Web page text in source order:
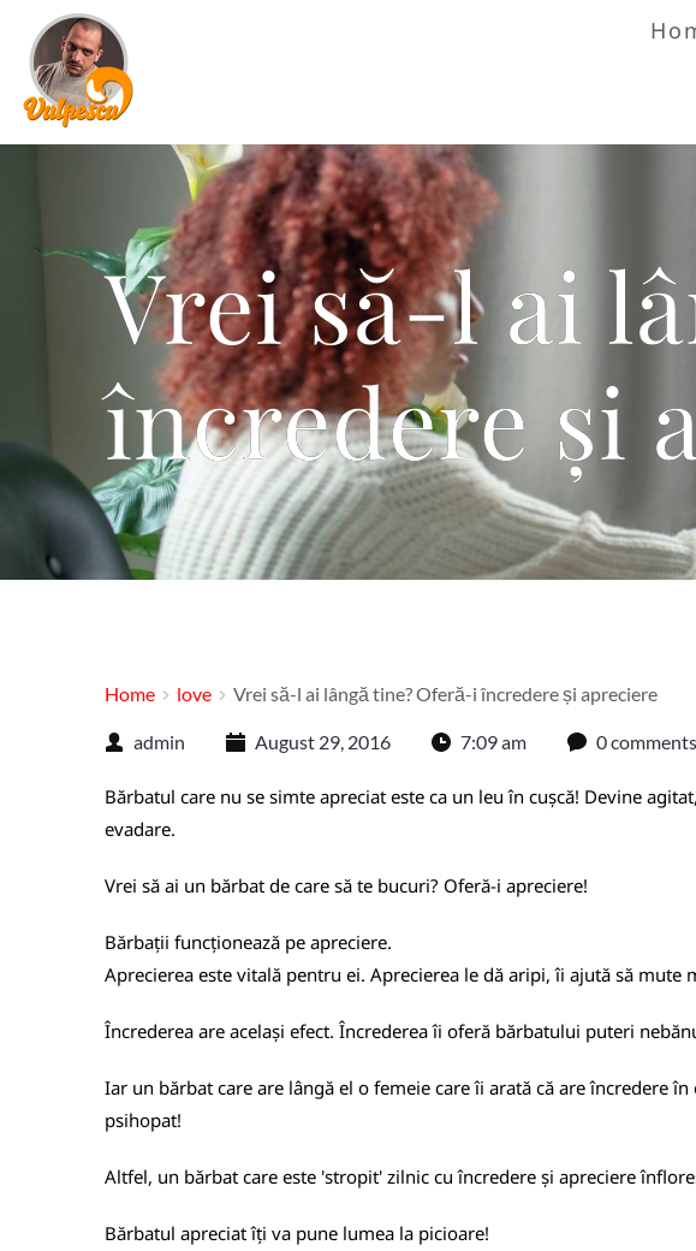
Vrei să-l ai
încredere și
Home love Vrei să-l ai lângă tine? Oferă-i încredere și apreciere
admin August 29, 2016 7:09 am 0 comments
Bărbatul care nu se simte apreciat este ca un leu în cușcă! Devine
evadare.
Vrei să ai un bărbat de care să te bucuri? Oferă-i apreciere!
Bărbații funcționează pe apreciere.
Aprecierea este vitală pentru ei. Aprecierea le dă aripi, îi ajută să mute
Încrederea are același efect. Încrederea îi oferă bărbatului puteri
Iar un bărbat care are lângă el o femeie care îi arată că are încredere
psihopat!
Altfel, un bărbat care este 'stropit' zilnic cu încredere și apreciere
Bărbatul apreciat îți va pune lumea la picioare!